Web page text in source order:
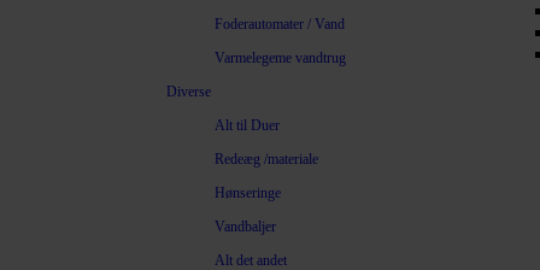
Foderautomater / Vand
Varmelegeme vandtrug
Diverse
Alt til Duer
Redeæg /materiale
Hønseringe
Vandbaljer
Alt det andet